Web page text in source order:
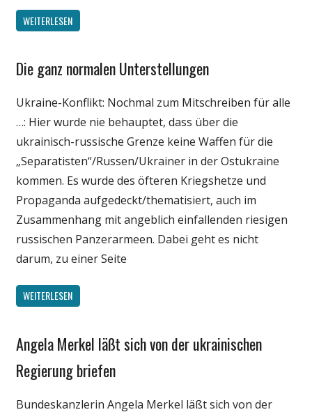
WEITERLESEN
Gesellschaft
Medien
Politik
Wissenschaft
Die ganz normalen Unterstellungen
Ukraine-Konflikt: Nochmal zum Mitschreiben für alle
…: Hier wurde nie behauptet, dass über die
ukrainisch-russische Grenze keine Waffen für die
„Separatisten“/Russen/Ukrainer in der Ostukraine
kommen. Es wurde des öfteren Kriegshetze und
Propaganda aufgedeckt/thematisiert, auch im
Zusammenhang mit angeblich einfallenden riesigen
russischen Panzerarmeen. Dabei geht es nicht
darum, zu einer Seite
WEITERLESEN
Gesellschaft
Politik
Angela Merkel läßt sich von der ukrainischen
Regierung briefen
Bundeskanzlerin Angela Merkel läßt sich von der